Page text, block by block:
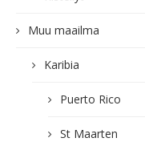
Muu maailma
Karibia
Puerto Rico
St Maarten